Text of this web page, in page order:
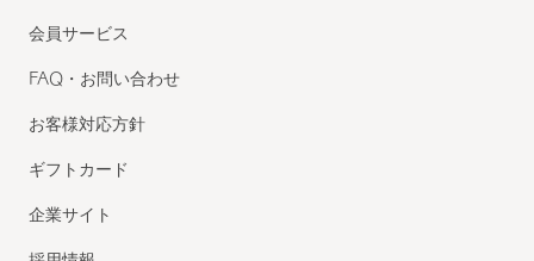
会員サービス
FAQ・お問い合わせ
お客様対応方針
ギフトカード
企業サイト